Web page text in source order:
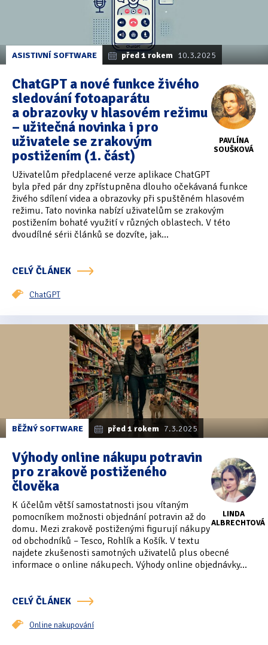
ASISTIVNÍ SOFTWARE před 1 rokem 10.3.2025
PAVLÍNA
SOUŠKOVÁ
ChatGPT a nové funkce živého
sledování fotoaparátu
a obrazovky v hlasovém režimu
– užitečná novinka i pro
uživatele se zrakovým
postižením (1. část)
Uživatelům předplacené verze aplikace ChatGPT
byla před pár dny zpřístupněna dlouho očekávaná funkce
živého sdílení videa a obrazovky při spuštěném hlasovém
režimu. Tato novinka nabízí uživatelům se zrakovým
postižením bohaté využití v různých oblastech. V této
dvoudílné sérii článků se dozvíte, jak...
CELÝ ČLÁNEK
ChatGPT
BĚŽNÝ SOFTWARE před 1 rokem 7.3.2025
LINDA
ALBRECHTOVÁ
Výhody online nákupu potravin
pro zrakově postiženého
člověka
K účelům větší samostatnosti jsou vítaným
pomocníkem možnosti objednání potravin až do
domu. Mezi zrakově postiženými figurují nákupy
od obchodníků – Tesco, Rohlík a Košík. V textu
najdete zkušenosti samotných uživatelů plus obecné
informace o online nákupech. Výhody online objednávky...
CELÝ ČLÁNEK
Online nakupování